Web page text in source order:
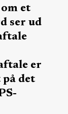
et
ser ud
er
det